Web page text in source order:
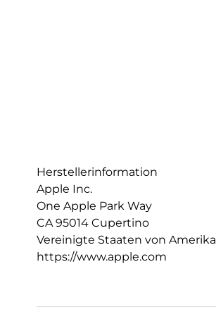
Herstellerinformation
Apple Inc.
One Apple Park Way
CA 95014 Cupertino
Vereinigte Staaten von Amerika
https://www.apple.com